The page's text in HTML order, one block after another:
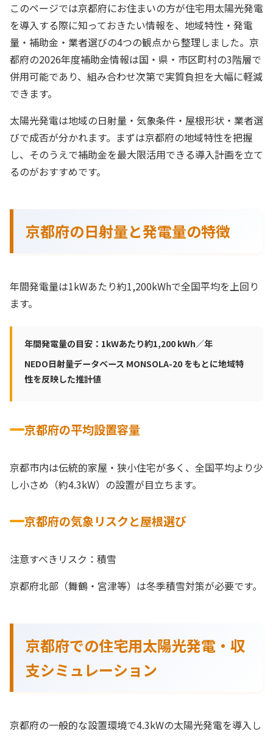
このページでは京都府にお住まいの方が住宅用太陽光発電
を導入する際に知っておきたい情報を、地域特性・発電
量・補助金・業者選びの4つの観点から整理しました。京
都府の2026年度補助金情報は国・県・市区町村の3階層で
併用可能であり、組み合わせ次第で実質負担を大幅に軽減
できます。
太陽光発電は地域の日射量・気象条件・屋根形状・業者選
びで成否が分かれます。まずは京都府の地域特性を把握
し、そのうえで補助金を最大限活用できる導入計画を立て
るのがおすすめです。
京都府の日射量と発電量の特徴
年間発電量は1kWあたり約1,200kWhで全国平均を上回り
ます。
年間発電量の目安：1kWあたり約1,200 kWh／年
NEDO日射量データベース MONSOLA-20 をもとに地域特
性を反映した推計値
京都府の平均設置容量
京都市内は伝統的家屋・狭小住宅が多く、全国平均より少
し小さめ（約4.3kW）の設置が目立ちます。
京都府の気象リスクと屋根選び
注意すべきリスク：積雪
京都府北部（舞鶴・宮津等）は冬季積雪対策が必要です。
京都府での住宅用太陽光発電・収
支シミュレーション
京都府の一般的な設置環境で4.3kWの太陽光発電を導入し